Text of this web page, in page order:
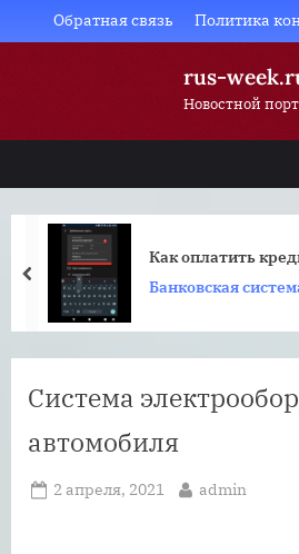
to
Обратная связь Политика
rus-
Новостной
Как оплатить
Банковская
prev
Система
автомобиля
Posted
2 апреля, 2021 By
admin